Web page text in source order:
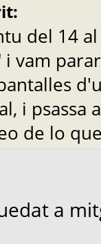
del 14
i vam
i psassa
de lo
a